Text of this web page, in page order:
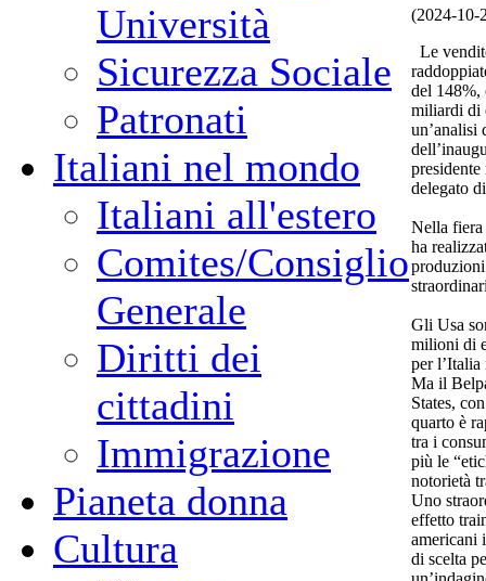
Università
Sicurezza Sociale
Patronati
Italiani nel mondo
Italiani all'estero
Comites/Consiglio
Generale
Diritti dei
cittadini
Immigrazione
Pianeta donna
Cultura
(2024-10-
Le
del 148%,
miliardi di
un’analisi
delegato
Nella fiera
ha
Gli Usa
milioni di
per
Ma il
States,
quarto è
tra i
più le
notorietà
Uno
effetto
americani
di scelta